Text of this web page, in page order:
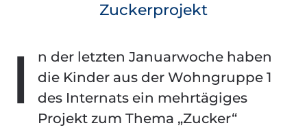
Zuckerprojekt
I
n der letzten Januarwoche haben
die Kinder aus der Wohngruppe 1
des Internats ein mehrtägiges
Projekt zum Thema „Zucker“